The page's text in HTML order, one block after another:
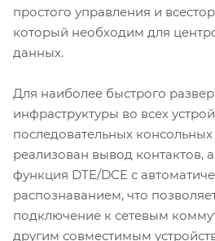
простого управления и
который необходим для
данных.
Для наиболее быстрого
инфраструктуры во всех
последовательных
реализован вывод контактов,
функция DTE/DCE с
распознаванием, что
подключение к сетевым
другим совместимым